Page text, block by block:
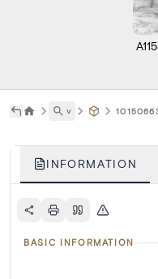
˅
INFORMATION
BASIC INFORMATION